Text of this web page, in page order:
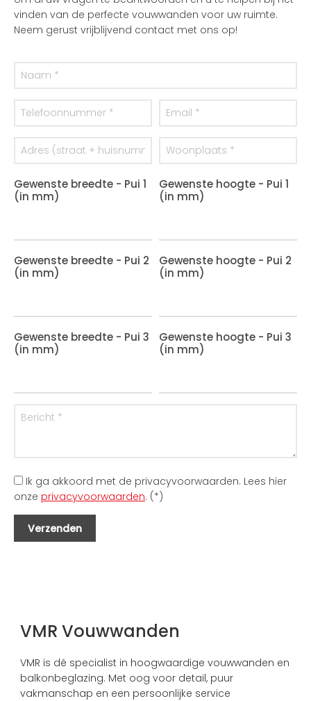
vinden van de perfecte vouwwanden voor uw ruimte.
Neem gerust vrijblijvend contact met ons op!
Gewenste breedte - Pui 1
(in mm)
Gewenste hoogte - Pui 1
(in mm)
Gewenste breedte - Pui 2
(in mm)
Gewenste hoogte - Pui 2
(in mm)
Gewenste breedte - Pui 3
(in mm)
Gewenste hoogte - Pui 3
(in mm)
Ik ga akkoord met de privacyvoorwaarden. Lees hier
onze privacyvoorwaarden. (*)
VMR Vouwwanden
VMR is dé specialist in hoogwaardige vouwwanden en
balkonbeglazing. Met oog voor detail, puur
vakmanschap en een persoonlijke service